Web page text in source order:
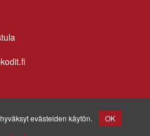
evästeiden käytön.
OK
SR 2026. Kaikki